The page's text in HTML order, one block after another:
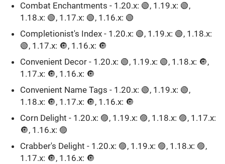
Combat Enchantments - 1.20.x: 🟢, 1.19.x: 🟢,
1.18.x: 🟢, 1.17.x: 🟢, 1.16.x: 🟢
Completionist's Index - 1.20.x: 🟢, 1.19.x: 🟢, 1.18.x:
🟢, 1.17.x: 🔘, 1.16.x: 🔘
Convenient Decor - 1.20.x: 🟢, 1.19.x: 🟢, 1.18.x: 🔘,
1.17.x: 🔘, 1.16.x: 🔘
Convenient Name Tags - 1.20.x: 🟢, 1.19.x: 🟢,
1.18.x: 🔘, 1.17.x: 🔘, 1.16.x: 🔘
Corn Delight - 1.20.x: 🟣, 1.19.x: 🟣, 1.18.x: 🟣, 1.17.x:
🔘, 1.16.x: 🟣
Crabber's Delight - 1.20.x: 🟣, 1.19.x: 🟣, 1.18.x: 🟣,
1.17.x: 🔘, 1.16.x: 🔘